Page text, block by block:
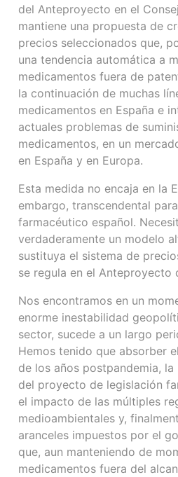
del Anteproyecto en el
mantiene una propuesta de
precios seleccionados que,
una tendencia automática a
medicamentos fuera de
la continuación de muchas
medicamentos en España e
actuales problemas de
medicamentos, en un
en España y en Europa.
Esta medida no encaja en la
embargo, transcendental
farmacéutico español.
verdaderamente un modelo
sustituya el sistema de
se regula en el Anteproyecto
Nos encontramos en un
enorme inestabilidad
sector, sucede a un largo
Hemos tenido que absorber
de los años postpandemia,
del proyecto de legislación
el impacto de las múltiples
medioambientales y,
aranceles impuestos por el
que, aun manteniendo de
medicamentos fuera del